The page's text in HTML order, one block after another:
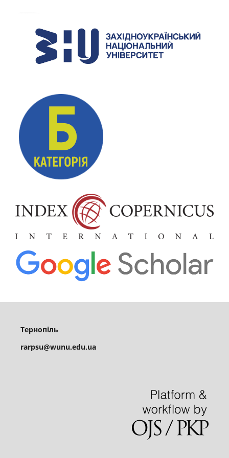
Тернопіль
rarpsu@wunu.edu.ua